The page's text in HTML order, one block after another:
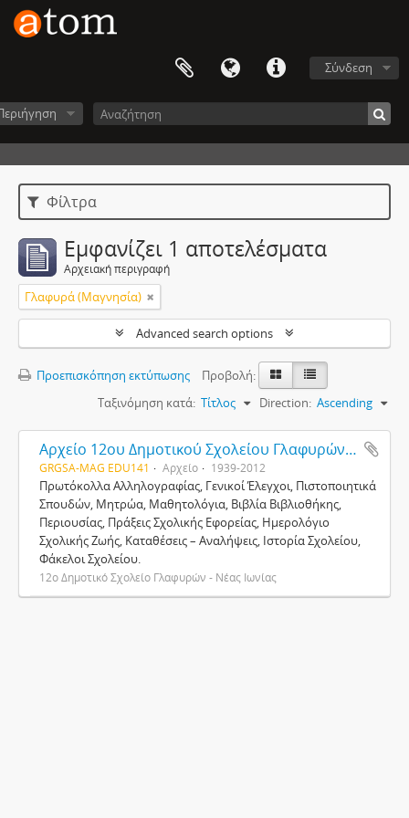
Σύνδεση
Φίλτρα
Εμφανίζει 1 αποτελέσματα
Αρχειακή περιγραφή
Γλαφυρά (Μαγνησία)
Advanced search options
Προεπισκόπηση εκτύπωσης
Προβολή:
Ταξινόμηση κατά: Τίτλος Direction: Ascending
Αρχείο 12ου Δημοτικού Σχολείου Γλαφυρών - Νέας Ιωνίας
GRGSA-MAG EDU141 Αρχείο 1939-2012
Πρωτόκολλα Αλληλογραφίας, Γενικοί Έλεγχοι, Πιστοποιητικά
Σπουδών, Μητρώα, Μαθητολόγια, Βιβλία Βιβλιοθήκης,
Περιουσίας, Πράξεις Σχολικής Εφορείας, Ημερολόγιο
Σχολικής Ζωής, Καταθέσεις – Αναλήψεις, Ιστορία Σχολείου,
Φάκελοι Σχολείου.
12ο Δημοτικό Σχολείο Γλαφυρών - Νέας Ιωνίας